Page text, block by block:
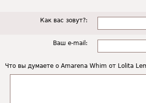
Как вас зовут?:
Ваш e-mail:
Что вы думаете о Amarena Whim от Lolita